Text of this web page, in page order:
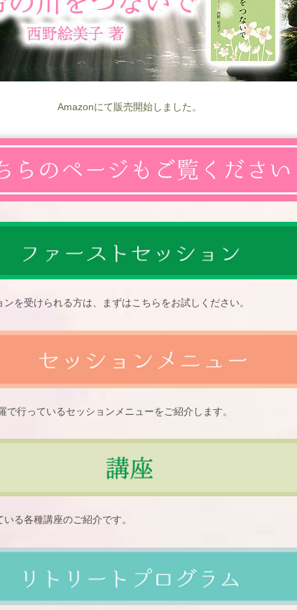
Amazonにて販売開始しました。
を受けられる方は、まずはこちらをお試しください。
で行っているセッションメニューをご紹介します。
る各種講座のご紹介です。